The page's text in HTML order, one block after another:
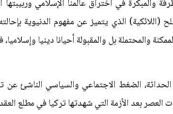
والمبكرة في اختراق عالمنا الإسلامي
الذي يتميز عن مفهوم الدنيوية
والمحتملة بل والمقبولة أحيانا دينيا
الضغط الاجتماعي والسياسي الناشئ عن
بعد الأزمة التي شهدتها تركيا في مطلع